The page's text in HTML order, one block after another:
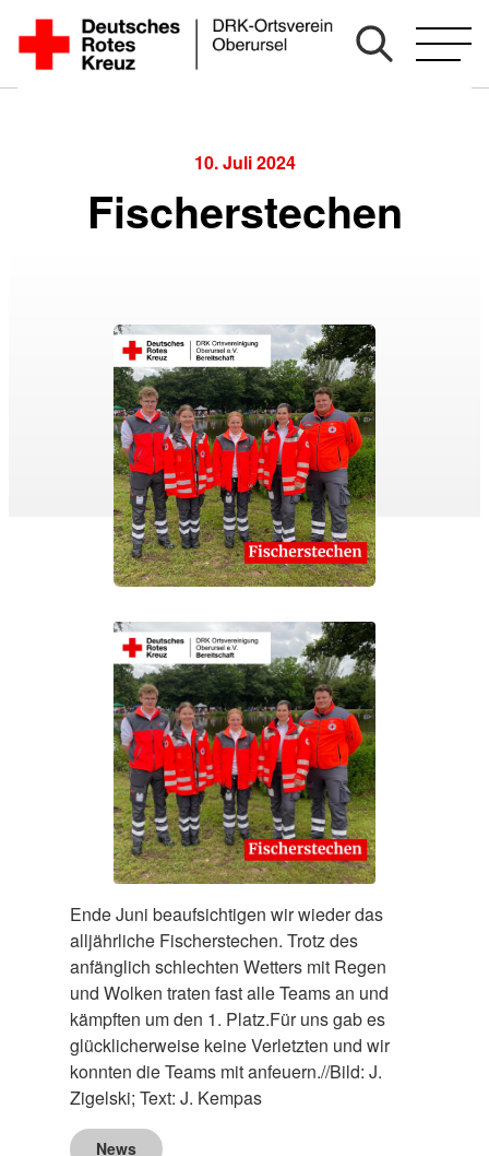
Zum
Inhalt
10. Juli 2024
Fischerstechen
Ende Juni beaufsichtigen wir wieder das
alljährliche Fischerstechen. Trotz des
anfänglich schlechten Wetters mit Regen
und Wolken traten fast alle Teams an und
kämpften um den 1. Platz.Für uns gab es
glücklicherweise keine Verletzten und wir
konnten die Teams mit anfeuern.//Bild: J.
Zigelski; Text: J. Kempas
News